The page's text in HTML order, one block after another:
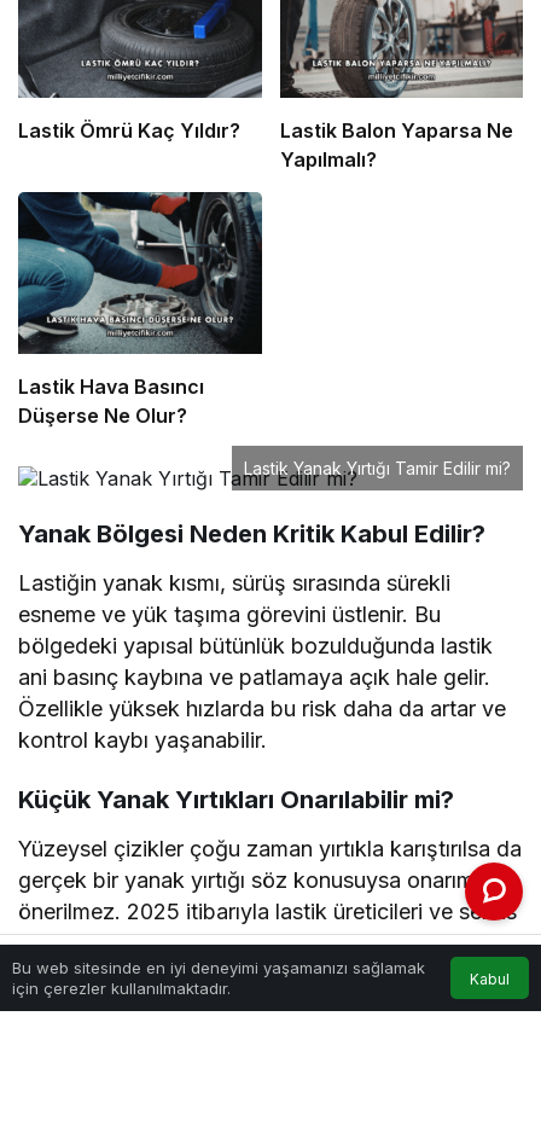
Lastik Ömrü Kaç Yıldır?
Lastik Balon Yaparsa Ne
Yapılmalı?
Lastik Hava Basıncı
Düşerse Ne Olur?
Lastik Yanak Yırtığı Tamir Edilir mi?
Yanak Bölgesi Neden Kritik Kabul Edilir?
Lastiğin yanak kısmı, sürüş sırasında sürekli
esneme ve yük taşıma görevini üstlenir. Bu
bölgedeki yapısal bütünlük bozulduğunda lastik
ani basınç kaybına ve patlamaya açık hale gelir.
Özellikle yüksek hızlarda bu risk daha da artar ve
kontrol kaybı yaşanabilir.
Küçük Yanak Yırtıkları Onarılabilir mi?
Yüzeysel çizikler çoğu zaman yırtıkla karıştırılsa da
gerçek bir yanak yırtığı söz konusuysa onarım
önerilmez. 2025 itibarıyla lastik üreticileri ve servis
standartları, milimetrik dahi olsa yanak hasarının
güvenli kabul edilmediğini açıkça belirtmektedir.
Bu web sitesinde en iyi deneyimi yaşamanızı sağlamak
için çerezler kullanılmaktadır.
Kabul
Anasayfa